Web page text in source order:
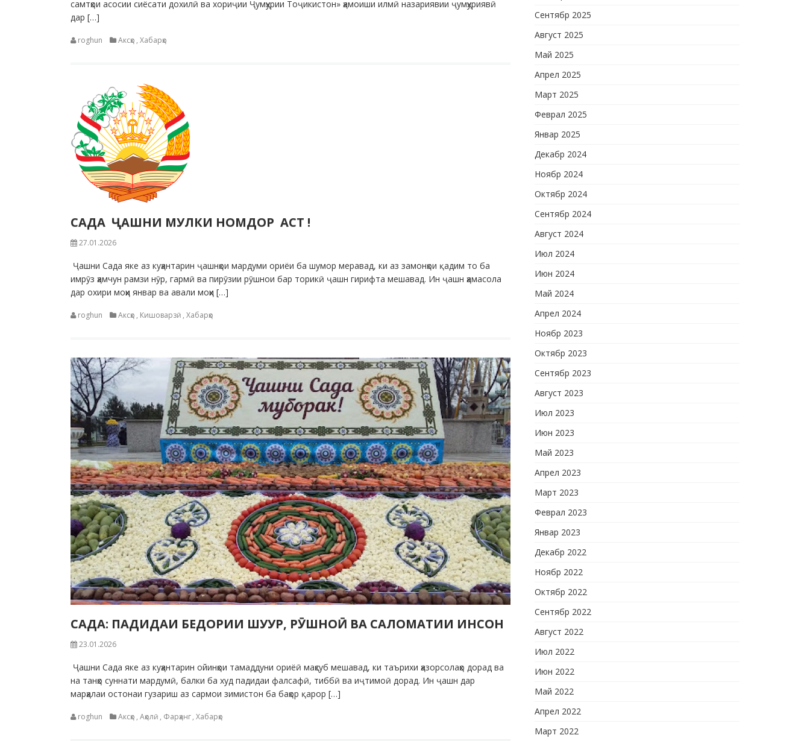
самтҳои асосии сиёсати дохилӣ ва хориҷии Ҷумҳурии Тоҷикистон» ҳамоиши илмӣ назариявии ҷумҳуриявӣ
дар […]
roghun Аксҳо , Хабарҳо
САДА ҶАШНИ МУЛКИ НОМДОР АСТ !
27.01.2026
Ҷашни Сада яке аз куҳантарин ҷашнҳои мардуми ориёи ба шумор меравад, ки аз замонҳои қадим то ба
имрӯз ҳамчун рамзи нӯр, гармӣ ва пирӯзии рӯшнои бар торикӣ ҷашн гирифта мешавад. Ин ҷашн ҳамасола
дар охири моҳи январ ва авали моҳи […]
roghun Аксҳо , Кишоварзӣ , Хабарҳо
САДА: ПАДИДАИ БЕДОРИИ ШУУР, РӮШНОӢ ВА САЛОМАТИИ ИНСОН
23.01.2026
Ҷашни Сада яке аз куҳантарин ойинҳои тамаддуни ориёӣ маҳсуб мешавад, ки таърихи ҳазорсолаҳо дорад ва
на танҳо суннати мардумӣ, балки ба худ падидаи фалсафӣ, тиббӣ ва иҷтимоӣ дорад. Ин ҷашн дар
марҳалаи остонаи гузариш аз сармои зимистон ба баҳор қарор […]
roghun Аксҳо , Аҳолӣ , Фарҳанг, Хабарҳо
Сентябр 2025
Август 2025
Май 2025
Апрел 2025
Март 2025
Феврал 2025
Январ 2025
Декабр 2024
Ноябр 2024
Октябр 2024
Сентябр 2024
Август 2024
Июл 2024
Июн 2024
Май 2024
Апрел 2024
Ноябр 2023
Октябр 2023
Сентябр 2023
Август 2023
Июл 2023
Июн 2023
Май 2023
Апрел 2023
Март 2023
Феврал 2023
Январ 2023
Декабр 2022
Ноябр 2022
Октябр 2022
Сентябр 2022
Август 2022
Июл 2022
Июн 2022
Май 2022
Апрел 2022
Март 2022